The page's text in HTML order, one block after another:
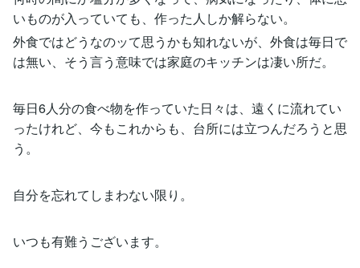
いものが入っていても、作った人しか解らない。
外食ではどうなのッて思うかも知れないが、外食は毎日で
は無い、そう言う意味では家庭のキッチンは凄い所だ。
毎日6人分の食べ物を作っていた日々は、遠くに流れてい
ったけれど、今もこれからも、台所には立つんだろうと思
う。
自分を忘れてしまわない限り。
いつも有難うございます。